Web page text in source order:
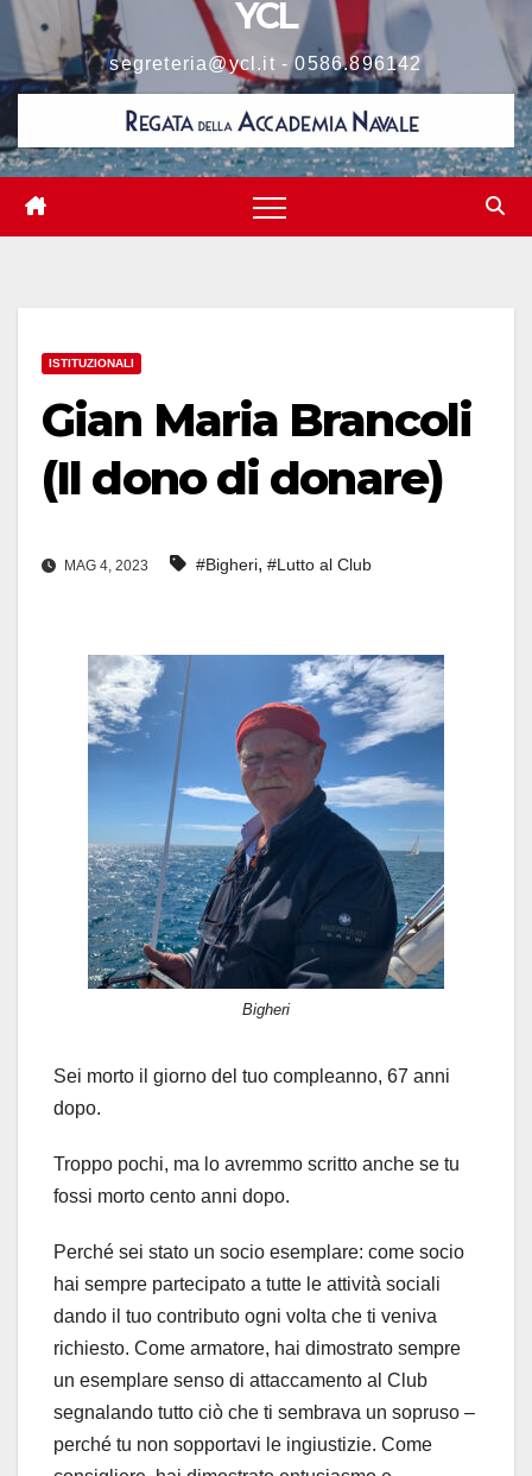
YCL
segreteria@ycl.it - 0586.896142
ISTITUZIONALI
Gian Maria Brancoli
(Il dono di donare)
MAG 4, 2023 #Bigheri, #Lutto al Club
Bigheri
Sei morto il giorno del tuo compleanno, 67 anni
dopo.
Troppo pochi, ma lo avremmo scritto anche se tu
fossi morto cento anni dopo.
Perché sei stato un socio esemplare: come socio
hai sempre partecipato a tutte le attività sociali
dando il tuo contributo ogni volta che ti veniva
richiesto. Come armatore, hai dimostrato sempre
un esemplare senso di attaccamento al Club
segnalando tutto ciò che ti sembrava un sopruso –
perché tu non sopportavi le ingiustizie. Come